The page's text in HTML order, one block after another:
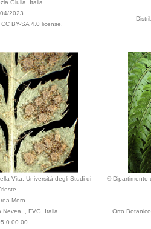
Giulia, Italia
2023
BY-SA 4.0 license.
Vita, Università degli Studi di
Moro
Nevea. , FVG, Italia
0.00.00
© Dipartimento
Orto